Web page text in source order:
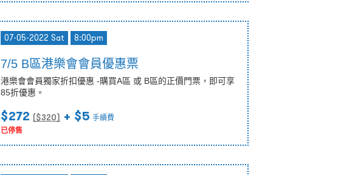
07-05-2022 Sat 8:00pm
7/5 B區港樂會會員優惠票
港樂會會員獨家折扣優惠 -購買A區 或 B區的正價門票，即可享
85折優惠。
$272 ($320) + $5 手續費
已停售